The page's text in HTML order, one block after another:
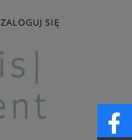
ZALOGUJ SIĘ